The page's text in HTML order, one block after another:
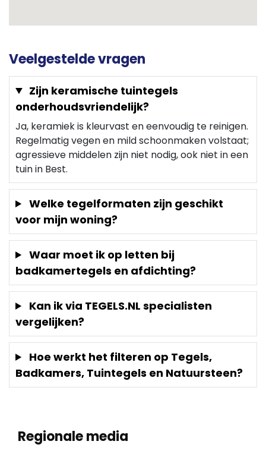
Veelgestelde vragen
Zijn keramische tuintegels
onderhoudsvriendelijk?
Ja, keramiek is kleurvast en eenvoudig te reinigen.
Regelmatig vegen en mild schoonmaken volstaat;
agressieve middelen zijn niet nodig, ook niet in een
tuin in Best.
Welke tegelformaten zijn geschikt
voor mijn woning?
Waar moet ik op letten bij
badkamertegels en afdichting?
Kan ik via TEGELS.NL specialisten
vergelijken?
Hoe werkt het filteren op Tegels,
Badkamers, Tuintegels en Natuursteen?
Regionale media